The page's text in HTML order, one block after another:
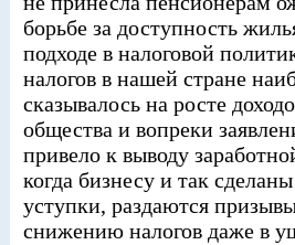
борьбе за доступность
подходе в налоговой
налогов в нашей стране
сказывалось на росте
общества и вопреки
привело к выводу
когда бизнесу и так
уступки, раздаются
снижению налогов даже в